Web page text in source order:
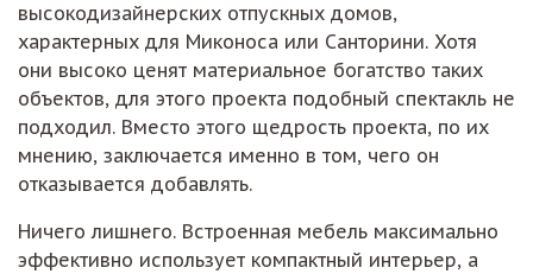
высокодизайнерских отпускных домов,
характерных для Миконоса или Санторини. Хотя
они высоко ценят материальное богатство таких
объектов, для этого проекта подобный спектакль не
подходил. Вместо этого щедрость проекта, по их
мнению, заключается именно в том, чего он
отказывается добавлять.
Ничего лишнего. Встроенная мебель максимально
эффективно использует компактный интерьер, а